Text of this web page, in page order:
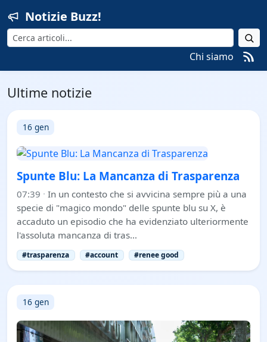
Notizie Buzz!
Cerca
Chi siamo
Ultime notizie
16 gen
Spunte Blu: La Mancanza di Trasparenza
07:39 · In un contesto che si avvicina sempre più a una
specie di "magico mondo" delle spunte blu su X, è
accaduto un episodio che ha evidenziato ulteriormente
l'assoluta mancanza di tras…
#trasparenza #account #renee good
16 gen